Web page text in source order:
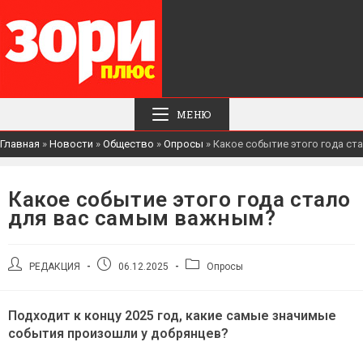
МЕНЮ
Главная » Новости » Общество » Опросы » Какое событие этого года
Какое событие этого года стало
для вас самым важным?
АвторРЕДАКЦИЯ
Запись06.12.2025
Рубрика
Опросы
Подходит к концу 2025 год, какие самые значимые
события произошли у добрянцев?